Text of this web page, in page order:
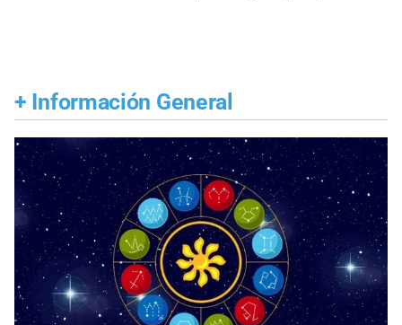
+ Información General